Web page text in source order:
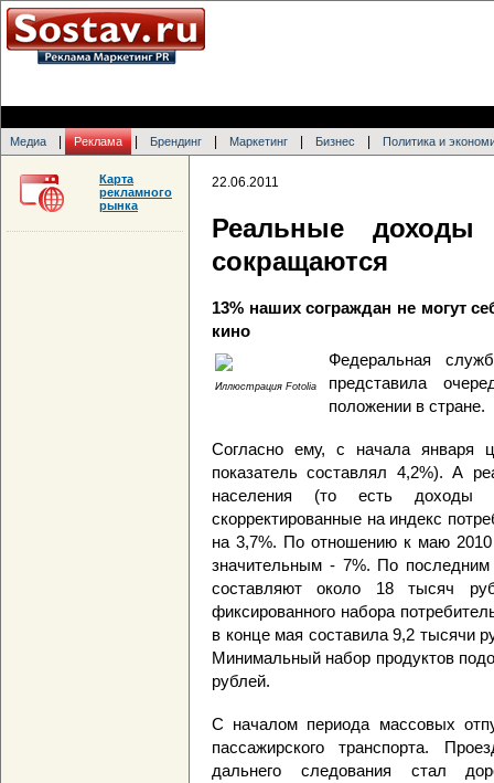
Медиа Реклама Брендинг Маркетинг Бизнес Политика и
22.06.2011
Реальные доходы
сокращаются
13% наших сограждан не могут
кино
Иллюстрация Fotolia
Федеральная
представила
положении в стране.
Согласно ему, с начала
показатель составлял 4,2%). А
населения (то есть доходы
скорректированные на индекс
на 3,7%. По отношению к маю
значительным - 7%. По
составляют около 18 тысяч
фиксированного набора
в конце мая составила 9,2 тысячи
Минимальный набор продуктов
рублей.
С началом периода массовых
пассажирского транспорта.
дальнего следования стал
Карта
рекламного
рынка